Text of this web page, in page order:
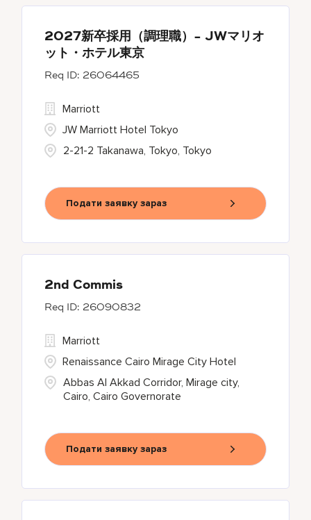
2027新卒採用（調理職）- JWマリオ
ット・ホテル東京
26064465
2-21-2 Takanawa, Tokyo, Tokyo
Marriott
JW Marriott Hotel Tokyo
Подати заявку зараз
2nd Commis
26090832
Abbas Al Akkad Corridor, Mirage city,
Cairo, Cairo Governorate
Marriott
Renaissance Cairo Mirage City Hotel
Подати заявку зараз